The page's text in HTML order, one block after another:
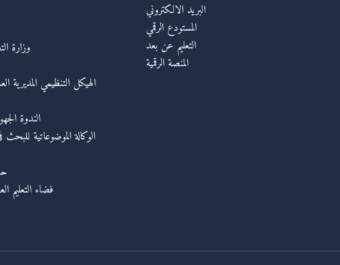
البريد الالكتروني
المستودع الرقمي
التعليم عن بعد
المنصة الرقمية
وزارة
الهيكل التنظيمي المديرية
الندوة
الوكالة الموضوعاتية للبحث
فضاء التعليم